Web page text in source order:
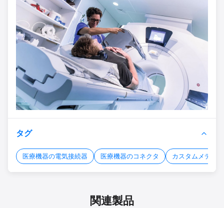
タグ
医療機器の電気接続器 医療機器のコネクタ カスタムメディ
関連製品